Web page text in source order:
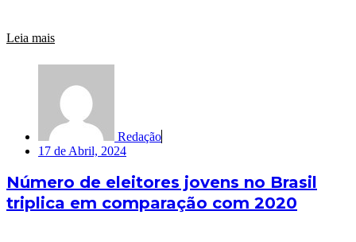
Leia mais
Redação
17 de Abril, 2024
Número de eleitores jovens no Brasil
triplica em comparação com 2020